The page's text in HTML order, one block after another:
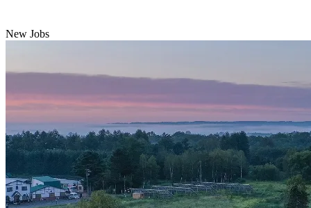
New Jobs